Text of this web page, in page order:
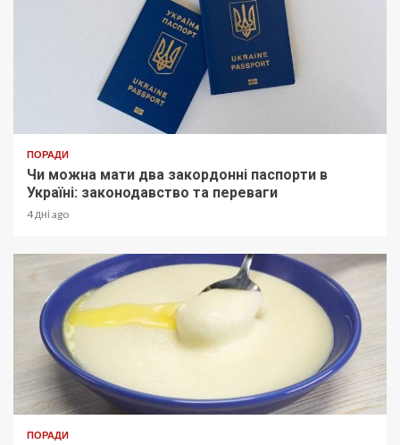
ПОРАДИ
Чи можна мати два закордонні паспорти в
Україні: законодавство та переваги
4 дні ago
ПОРАДИ